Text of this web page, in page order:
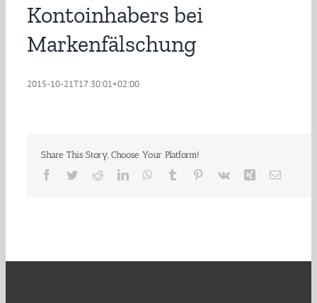
Kontoinhabers bei
Markenfälschung
2015-10-21T17:30:01+02:00
Share This Story, Choose Your Platform!
Facebook
TwitterRedditLinkedInWhatsApp
Tumblr Pinterest
Vk Xing E-